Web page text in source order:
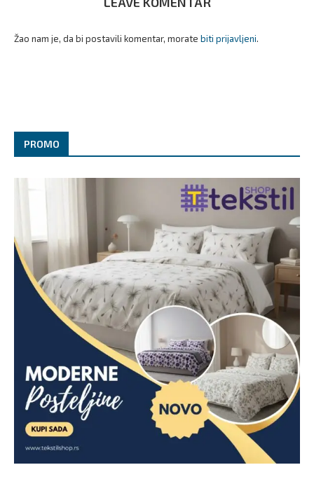
Žao nam je, da bi postavili komentar, morate biti prijavljeni.
PROMO